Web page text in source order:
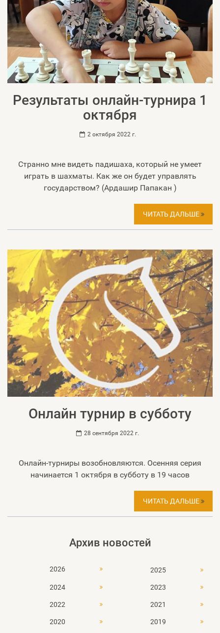
Результаты онлайн-турнира 1
октября
2 октября 2022 г.
Странно мне видеть падишаха, который не умеет
играть в шахматы. Как же он будет управлять
государством? (Ардашир Папакан )
ЧИТАТЬ ДАЛЬШЕ
Онлайн турнир в субботу
28 сентября 2022 г.
Онлайн-турниры возобновляются. Осенняя серия
начинается 1 октября в субботу в 19 часов
ЧИТАТЬ ДАЛЬШЕ
Архив новостей
2026 2025
2024 2023
2022 2021
2020 2019